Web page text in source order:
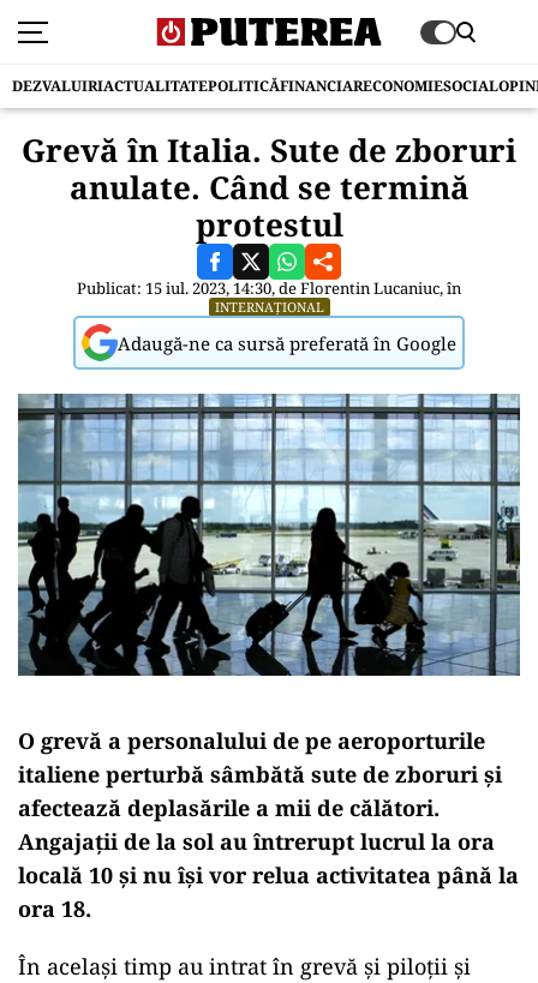
DEZVALUIRIACTUALITATEPOLITICĂFINANCIARECONOMIESOCIAL
Grevă în Italia. Sute de zboruri
anulate. Când se termină
protestul
Publicat: 15 iul. 2023, 14:30, deFlorentin Lucaniuc, în
INTERNAȚIONAL
Adaugă-ne ca sursă preferată în Google
O grevă a personalului de pe aeroporturile
italiene perturbă sâmbătă sute de zboruri şi
afectează deplasările a mii de călători.
Angajaţii de la sol au întrerupt lucrul la ora
locală 10 şi nu îşi vor relua activitatea până la
ora 18.
În acelaşi timp au intrat în grevă şi piloţii şi